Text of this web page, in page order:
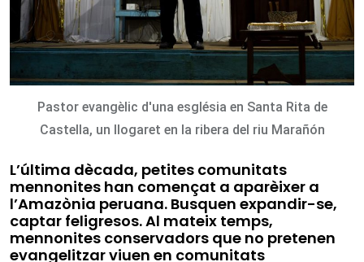
Pastor evangèlic d'una església en Santa Rita de
Castella, un llogaret en la ribera del riu Marañón
L’última dècada, petites comunitats
mennonites han començat a aparèixer a
l’Amazònia peruana. Busquen expandir-se,
captar feligresos. Al mateix temps,
mennonites conservadors que no pretenen
evangelitzar viuen en comunitats